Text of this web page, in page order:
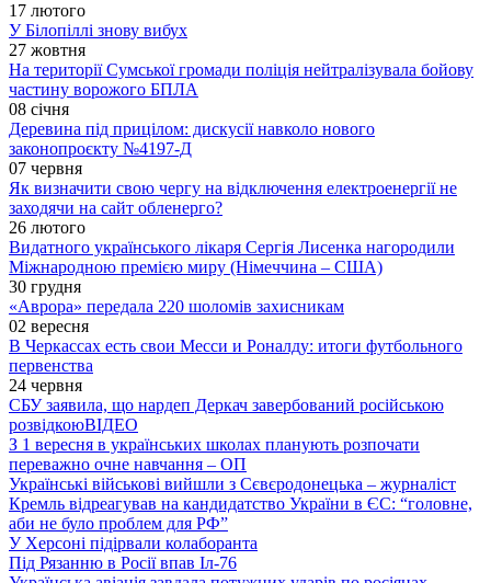
17 лютого
У Білопіллі знову вибух
27 жовтня
На території Сумської громади поліція нейтралізувала бойову
частину ворожого БПЛА
08 січня
Деревина під прицілом: дискусії навколо нового
законопроєкту №4197-Д
07 червня
Як визначити свою чергу на відключення електроенергії не
заходячи на сайт обленерго?
26 лютого
Видатного українського лікаря Сергія Лисенка нагородили
Міжнародною премією миру (Німеччина – США)
30 грудня
«Аврора» передала 220 шоломів захисникам
02 вересня
В Черкассах есть свои Месси и Роналду: итоги футбольного
первенства
24 червня
СБУ заявила, що нардеп Деркач завербований російською
розвідкоюВІДЕО
З 1 вересня в українських школах планують розпочати
переважно очне навчання – ОП
Українські військові вийшли з Сєвєродонецька – журналіст
Кремль відреагував на кандидатство України в ЄС: “головне,
аби не було проблем для РФ”
У Херсоні підірвали колаборанта
Під Рязанню в Росії впав Іл-76